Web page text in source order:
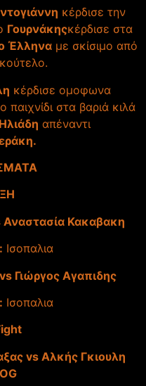
κέρδισε την
Γουρνάκηςκέρδισε στα
Έλληναμε σκίσιμο από
κέρδισε ομοφωνα
παιχνίδι στα βαριά κιλά
απέναντι
Κακαβακη
Ισοπαλια
Γιώργος Αγαπιδης
Ισοπαλια
vs Αλκής Γκιουλη